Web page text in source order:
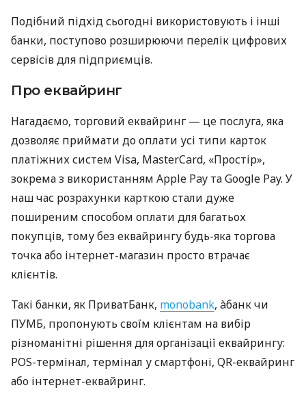
Подібний підхід сьогодні використовують і інші
банки, поступово розширюючи перелік цифрових
сервісів для підприємців.
Про еквайринг
Нагадаємо, торговий еквайринг — це послуга, яка
дозволяє приймати до оплати усі типи карток
платіжних систем Visa, MasterCard, «Простір»,
зокрема з використанням Apple Pay та Google Pay. У
наш час розрахунки карткою стали дуже
поширеним способом оплати для багатьох
покупців, тому без еквайрингу будь-яка торгова
точка або інтернет-магазин просто втрачає
клієнтів.
Такі банки, як ПриватБанк, monobank, àбанк чи
ПУМБ, пропонують своїм клієнтам на вибір
різноманітні рішення для організації еквайрингу:
POS-термінал, термінал у смартфоні, QR-еквайринг
або інтернет-еквайринг.